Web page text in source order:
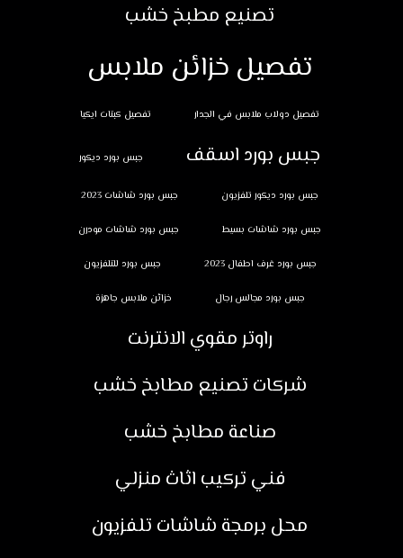
تصنيع مطبخ خشب
تفصيل خزائن ملابس
تفصيل دولاب ملابس في الجدار تفصيل كبتات ايكيا
جبس بورد اسقف جبس بورد ديكور
جبس بورد ديكور تلفزيون جبس بورد شاشات 2023
جبس بورد شاشات بسيط جبس بورد شاشات مودرن
جبس بورد غرف اطفال 2023 جبس بورد للتلفزيون
جبس بورد مجالس رجال خزائن ملابس جاهزة
راوتر مقوي الانترنت
شركات تصنيع مطابخ خشب
صناعة مطابخ خشب
فني تركيب اثاث منزلي
محل برمجة شاشات تلفزيون